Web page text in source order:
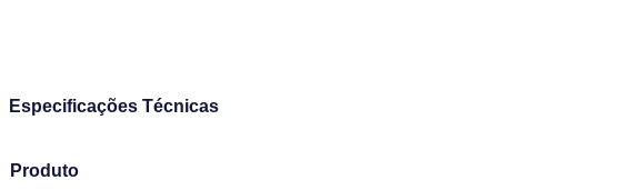
Especificações Técnicas
Produto